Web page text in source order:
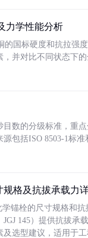
力学性能分析
的国标硬度和抗拉强
并对比不同状态下
数的分级标准，重
包括ISO 8503-1标
规格及抗拔承载力
锚栓的尺寸规格和
145）提供抗拔承
选型建议，适用于工